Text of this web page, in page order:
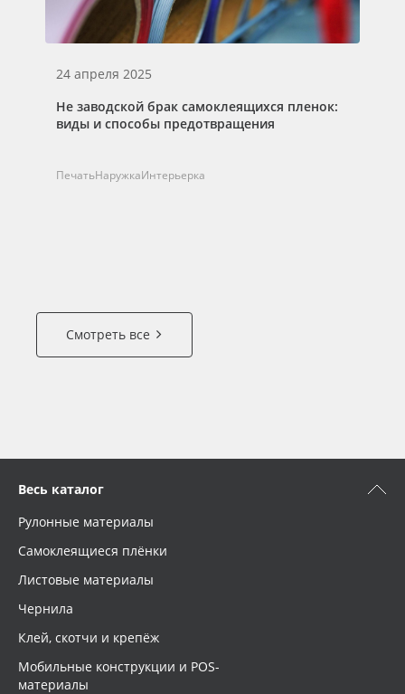
24 апреля 2025
Не заводской брак самоклеящихся пленок:
виды и способы предотвращения
ПечатьНаружкаИнтерьерка
Смотреть все
Весь каталог
Рулонные материалы
Самоклеящиеся плёнки
Листовые материалы
Чернила
Клей, скотчи и крепёж
Мобильные конструкции и POS-
материалы